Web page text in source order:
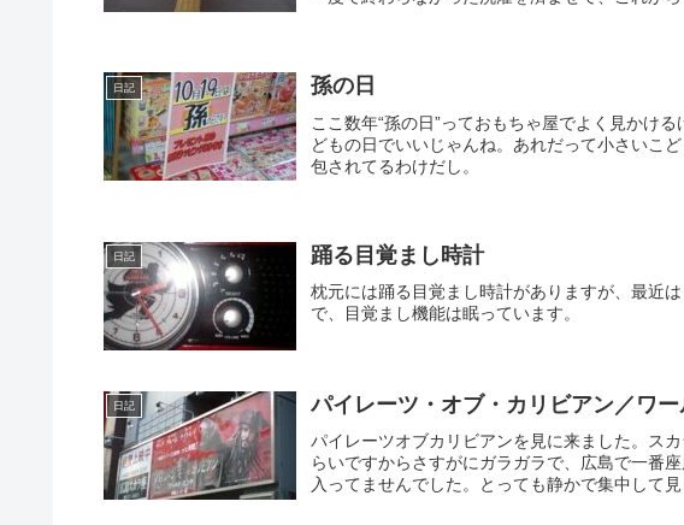
日記 孫の日
ここ数年“孫の日”っておもちゃ屋でよく見かけ
どもの日でいいじゃんね。あれだって小さいこ
包されてるわけだし。
日記 踊る目覚まし時計
枕元には踊る目覚まし時計がありますが、最近
で、目覚まし機能は眠っています。
日記 パイレーツ・オブ・カリビアン／ワ
パイレーツオブカリビアンを見に来ました。ス
らいですからさすがにガラガラで、広島で一番
入ってませんでした。とっても静かで集中して